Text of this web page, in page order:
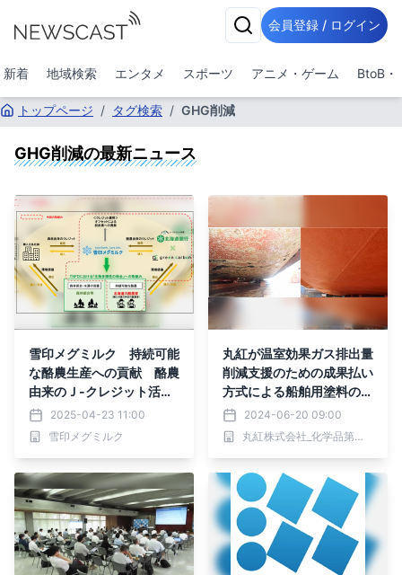
会員登録 / ログイン
新着 地域検索 エンタメ スポーツ アニメ・ゲーム BtoB・
トップページ / タグ検索 / GHG削減
GHG削減の最新ニュース
雪印メグミルク 持続可能
な酪農生産への貢献 酪農
由来のＪ-クレジット活用
を開始2025-04-23 11:00
雪印メグミルク
丸紅が温室効果ガス排出量
削減支援のための成果払い
方式による船舶用塗料の販
売を開始2024-06-20 09:00
丸紅株式会社_化学品第一部